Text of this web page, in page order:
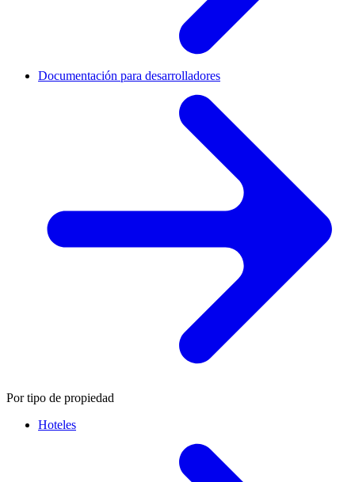
Documentación para desarrolladores
Por tipo de propiedad
Hoteles